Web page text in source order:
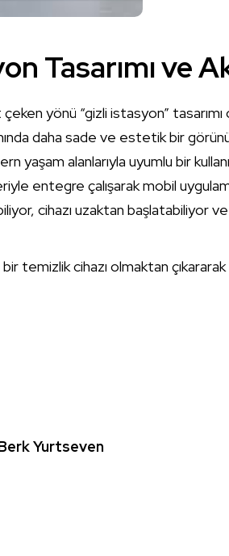
Tasarımı ve
yönü “gizli istasyon” tasarımı
daha sade ve estetik bir
yaşam alanlarıyla uyumlu bir
entegre çalışarak mobil
cihazı uzaktan başlatabiliyor
temizlik cihazı olmaktan
Yurtseven